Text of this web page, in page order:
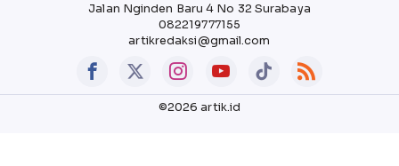
Jalan Nginden Baru 4 No 32 Surabaya
082219777155
artikredaksi@gmail.com
©2026 artik.id